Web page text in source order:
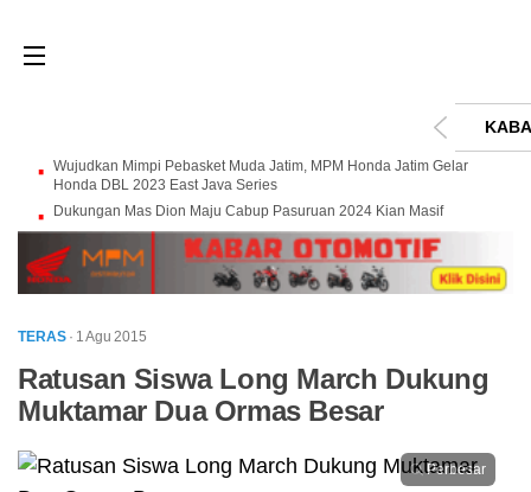
Wujudkan Mimpi Pebasket Muda Jatim, MPM Honda Jatim Gelar
Honda DBL 2023 East Java Series
Dukungan Mas Dion Maju Cabup Pasuruan 2024 Kian Masif
TERAS · 1 Agu 2015
Ratusan Siswa Long March Dukung
Muktamar Dua Ormas Besar
Perbesar